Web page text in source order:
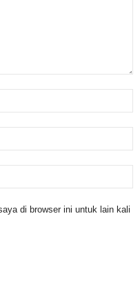
di browser ini untuk lain kali